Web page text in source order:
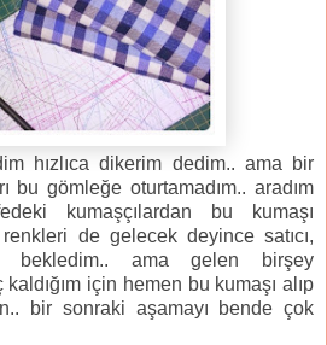
hızlıca dikerim dedim.. ama bir
bu gömleğe oturtamadım.. aradım
kumaşçılardan bu kumaşı
de gelecek deyince satıcı,
bekledim.. ama gelen birşey
için hemen bu kumaşı alıp
bir sonraki aşamayı bende çok